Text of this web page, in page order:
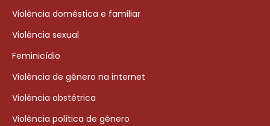
Violência doméstica e familiar
Violência sexual
Feminicídio
Violência de gênero na internet
Violência obstétrica
Violência política de gênero